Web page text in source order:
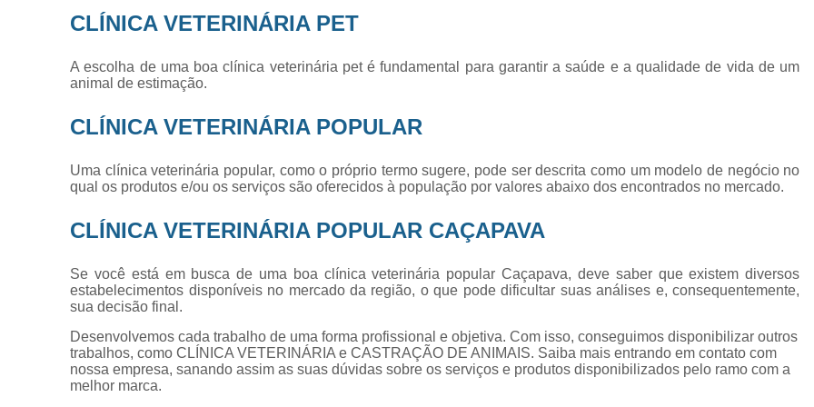
Exame de Ultrassom
Exame de Ultrassom
Exame de Ultrassom de Gato
Exames Laboratoriais para
Exames Laboratoriais para
Laboratório para Cães
Fisioterapia e Reabilitação Animal
Fisioterapia para Cachorro
CLÍNICA VETERINÁRIA PET
A escolha de uma boa clínica veterinária pet é fundamental para garantir a saúde e a qualidade de vida de um
animal de estimação.
CLÍNICA VETERINÁRIA POPULAR
Uma clínica veterinária popular, como o próprio termo sugere, pode ser descrita como um modelo de negócio no
qual os produtos e/ou os serviços são oferecidos à população por valores abaixo dos encontrados no mercado.
CLÍNICA VETERINÁRIA POPULAR CAÇAPAVA
Se você está em busca de uma boa clínica veterinária popular Caçapava, deve saber que existem diversos
estabelecimentos disponíveis no mercado da região, o que pode dificultar suas análises e, consequentemente,
sua decisão final.
Desenvolvemos cada trabalho de uma forma profissional e objetiva. Com isso, conseguimos disponibilizar outros
trabalhos, como CLÍNICA VETERINÁRIA e CASTRAÇÃO DE ANIMAIS. Saiba mais entrando em contato com
nossa empresa, sanando assim as suas dúvidas sobre os serviços e produtos disponibilizados pelo ramo com a
melhor marca.